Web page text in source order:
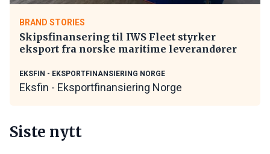
BRAND STORIES
Skipsfinansering til IWS Fleet styrker
eksport fra norske maritime leverandører
EKSFIN - EKSPORTFINANSIERING NORGE
Eksfin - Eksportfinansiering Norge
Siste nytt